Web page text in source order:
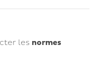
les normes